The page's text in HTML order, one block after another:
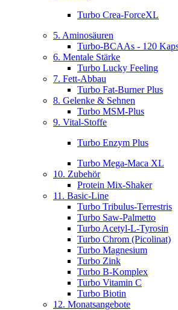
Turbo Crea-ForceXL
5. Aminosäuren
Turbo-BCAAs - 120
6. Mentale Stärke
Turbo Lucky Feeling
7. Fett-Abbau
Turbo Fat-Burner Plus
8. Gelenke & Sehnen
Turbo MSM-Plus
9. Vital-Stoffe
Turbo Enzym Plus
Turbo Mega-Maca XL
10. Zubehör
Protein Mix-Shaker
11. Basic-Line
Turbo Tribulus-Terrestris
Turbo Saw-Palmetto
Turbo Acetyl-L-Tyrosin
Turbo Chrom (Picolinat)
Turbo Magnesium
Turbo Zink
Turbo B-Komplex
Turbo Vitamin C
Turbo Biotin
12. Monatsangebote